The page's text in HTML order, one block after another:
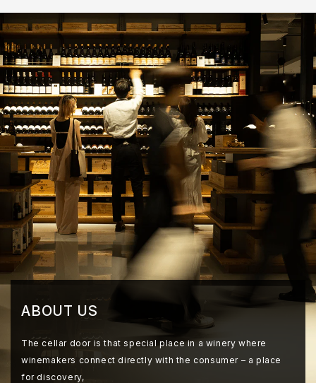
ABOUT US
The cellar door is that special place in a winery where
winemakers connect directly with the consumer – a place
for discovery,